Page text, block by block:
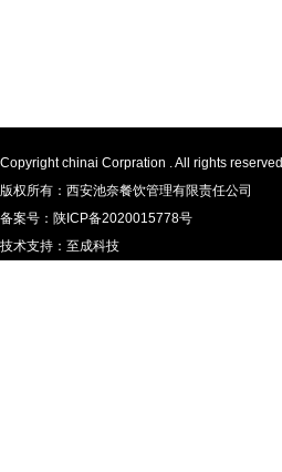
Copyright chinai Corpration . All rights reserved
版权所有：西安池奈餐饮管理有限责任公司
备案号： 陕ICP备2020015778号
技术支持： 至成科技